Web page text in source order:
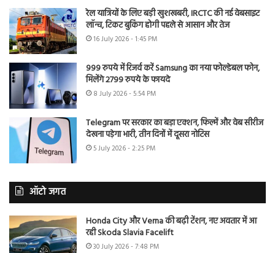
रेल यात्रियों के लिए बड़ी खुशखबरी, IRCTC की नई वेबसाइट
लॉन्च, टिकट बुकिंग होगी पहले से आसान और तेज
16 July 2026 - 1:45 PM
999 रुपये में रिजर्व करें Samsung का नया फोल्डेबल फोन,
मिलेंगे 2799 रुपये के फायदे
8 July 2026 - 5:54 PM
Telegram पर सरकार का बड़ा एक्शन, फिल्में और वेब सीरीज
देखना पड़ेगा भारी, तीन दिनों में दूसरा नोटिस
5 July 2026 - 2:25 PM
ऑटो जगत
Honda City और Verna की बढ़ी टेंशन, नए अवतार में आ
रही Skoda Slavia Facelift
30 July 2026 - 7:48 PM